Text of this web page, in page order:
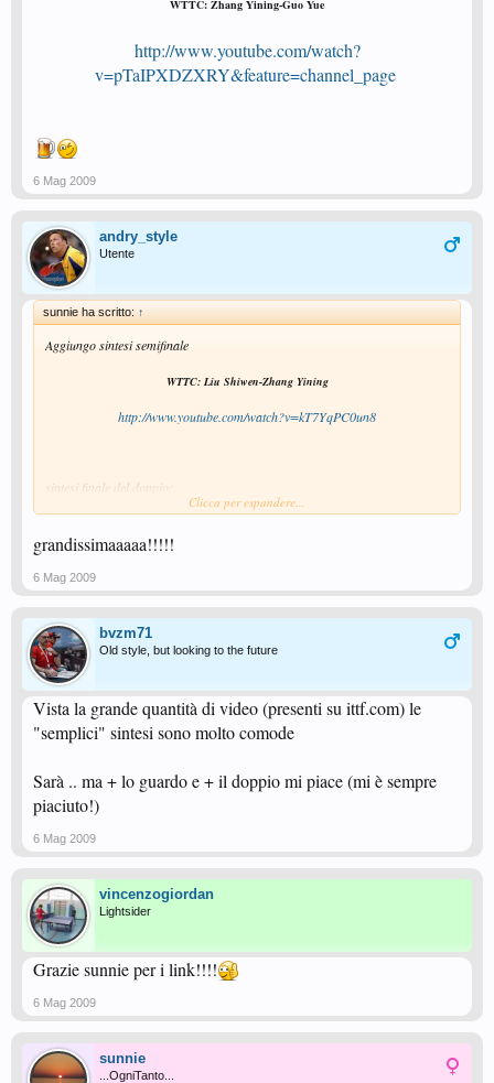
WTTC: Zhang Yining-Guo Yue
http://www.youtube.com/watch?
v=pTaIPXDZXRY&feature=channel_page
6 Mag 2009
andry_style
Utente
sunnie ha scritto: ↑
Aggiungo sintesi semifinale
WTTC: Liu Shiwen-Zhang Yining
http://www.youtube.com/watch?v=kT7YqPC0un8
sintesi finale del doppio:​
sintesi finale femminile:​
WTTC: Zhang Yining-Guo Yue
http://www.youtube.com/watch?v=pTaIPXDZXRY&feature=channel_page
Clicca per espandere...
grandissimaaaaa!!!!!
6 Mag 2009
bvzm71
Old style, but looking to the future
Vista la grande quantità di video (presenti su ittf.com) le
"semplici" sintesi sono molto comode
Sarà .. ma + lo guardo e + il doppio mi piace (mi è sempre
piaciuto!)
6 Mag 2009
vincenzogiordan
Lightsider
Grazie sunnie per i link!!!!
6 Mag 2009
sunnie
...OgniTanto...